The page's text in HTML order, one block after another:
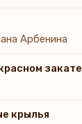
Арбенина
закате
крылья